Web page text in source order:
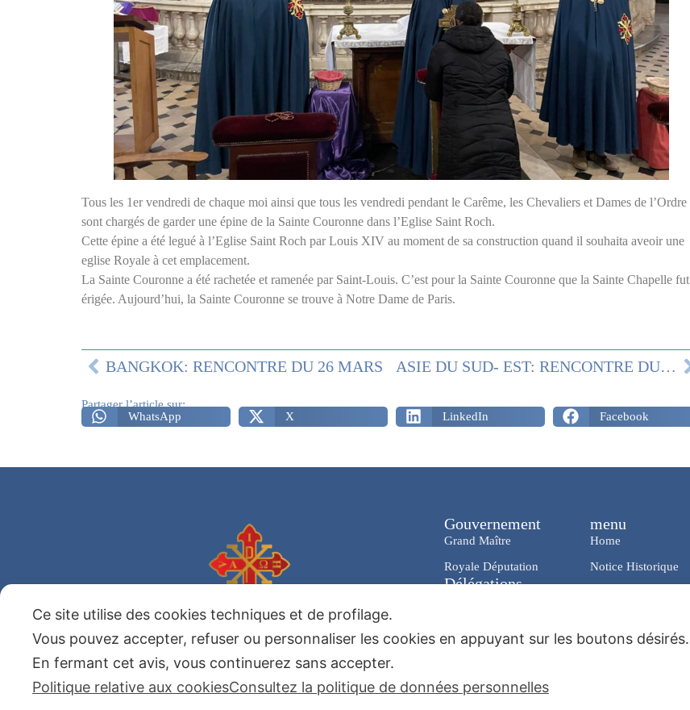
Tous les 1er vendredi de chaque moi ainsi que tous les vendredi pendant le Carême, les Chevaliers et Dames de l’Ordre
sont chargés de garder une épine de la Sainte Couronne dans l’Eglise Saint Roch.
Cette épine a été legué à l’Eglise Saint Roch par Louis XIV au moment de sa construction quand il souhaita aveoir une
eglise Royale à cet emplacement.
La Sainte Couronne a été rachetée et ramenée par Saint-Louis. C’est pour la Sainte Couronne que la Sainte Chapelle fut
érigée. Aujourd’hui, la Sainte Couronne se trouve à Notre Dame de Paris.
BANGKOK: RENCONTRE DU 26 MARS ASIE DU SUD- EST: RENCONTRE DU 18 AVRIL
Partager l’article sur:
WhatsApp
X LinkedIn Facebook
Ordre Sacré et Militaire
Constantinien de Saint Georges
Gouvernement
Grand Maître
Royale Députation
Délégations
menu
Home
Notice Historique
Contacts
Ce site utilise des cookies techniques et de profilage.
Vous pouvez accepter, refuser ou personnaliser les cookies en appuyant sur les boutons désirés.
En fermant cet avis, vous continuerez sans accepter.
Politique relative aux cookiesConsultez la politique de données personnelles